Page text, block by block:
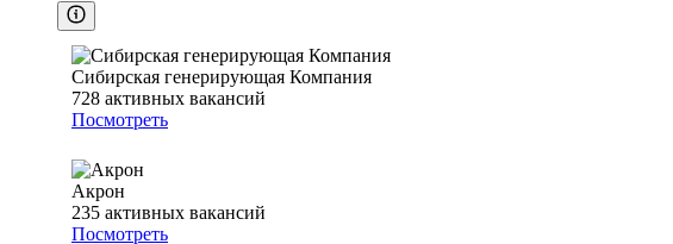
Сибирская генерирующая Компания
728 активных вакансий
Посмотреть
Акрон
235 активных вакансий
Посмотреть